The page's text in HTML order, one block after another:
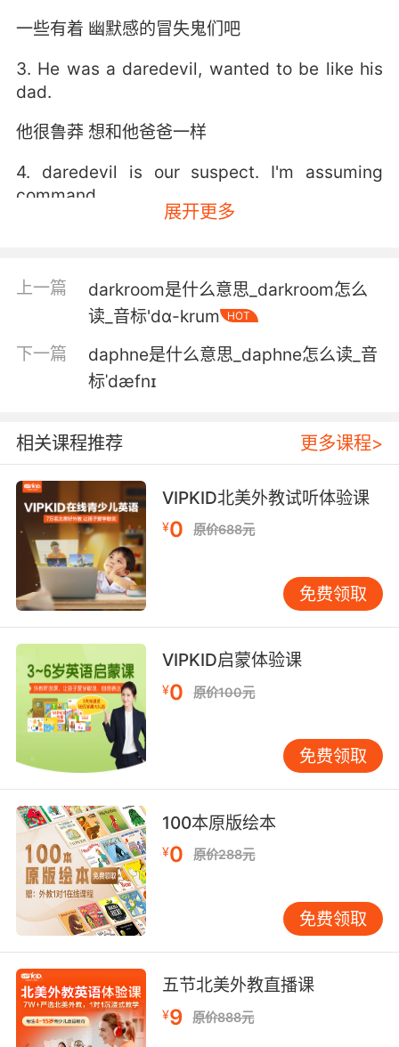
一些有着 幽默感的冒失鬼们吧
3. He was a daredevil, wanted to be like his
dad.
他很鲁莽 想和他爸爸一样
4. daredevil is our suspect. I'm assuming
command.
5. I'm not a daredevil. I know my body's limits.
我可不是夜魔侠 我了解自己身体的极限
6. I hear that you've worked with a few
daredevil skydivers.
7. daredevil will know it's a trap, but he'll
come anyway.
夜魔侠会知道这是陷阱 但他还是会来
8. daredevil practiced vigilante justice in our
backyard and we applauded him for it.
夜魔侠在我们的地盘充当义警 我们反而对其称道
9. I'm a daredevil, I'm gonna absolutely
destroy the next few games, you know.
我胆子很大的 我要完胜 接下来的几场比赛
10. For some daredevils, in the roar of the big
waterfall, they hear a call to test their nerves.
对一些胆大的人来说 水流的轰鸣声 仿佛在召唤他
们去冒险
展开更多
上一篇
darkroom是什么意思_darkroom怎么
读_音标'dɑ-krum
HOT
下一篇
daphne是什么意思_daphne怎么读_音
标ˈdæfnɪ
相关课程推荐 更多课程>
VIPKID北美外教试听体验课
¥0 原价688元
免费领取
VIPKID启蒙体验课
¥0 原价100元
免费领取
100本原版绘本
¥0 原价288元
免费领取
五节北美外教直播课
¥9 原价888元